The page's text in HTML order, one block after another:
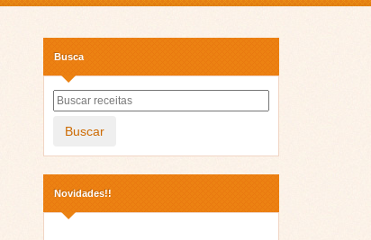
Busca
Buscar
Novidades!!